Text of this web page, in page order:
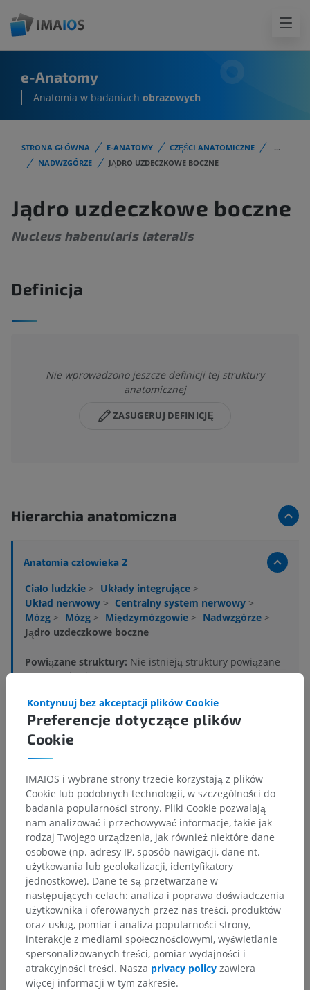
e-Anatomy
Anatomia w badaniach obrazowych
STRONA GŁÓWNA E-ANATOMY CZĘŚCI ANATOMICZNE
...
NADWZGÓRZE
JĄDRO UZDECZKOWE BOCZNE
Jądro uzdeczkowe boczne
Nucleus habenularis lateralis
Definicja
Nie wprowadzono jeszcze definicji tej struktury
anatomicznej
ZASUGERUJ DEFINICJĘ
Hierarchia anatomiczna
Anatomia człowieka 2
Ciało ludzkie > Układy integrujące >
Układ nerwowy > Centralny system nerwowy >
Mózg > Mózg > Międzymózgowie > Nadwzgórze >
Jądro uzdeczkowe boczne
Powiązane struktury: Nie istnieją struktury powiązane
z tą częścią ciała
Anatomia człowieka 1
Porównawcza anatomia zwierząt
Tłumaczenia
Zauważyłeś błąd?
Zachęcamy do przesyłania sugestii poprawek,
tłumaczeń lub innych treści, które przełożą się na
Preferencje dotyczące plików
Cookie
Kontynuuj bez akceptacji plików Cookie
IMAIOS i wybrane strony trzecie korzystają z plików
Cookie lub podobnych technologii, w szczególności do
badania popularności strony. Pliki Cookie pozwalają
nam analizować i przechowywać informacje, takie jak
rodzaj Twojego urządzenia, jak również niektóre dane
osobowe (np. adresy IP, sposób nawigacji, dane nt.
użytkowania lub geolokalizacji, identyfikatory
jednostkowe). Dane te są przetwarzane w
następujących celach: analiza i poprawa doświadczenia
użytkownika i oferowanych przez nas treści, produktów
oraz usług, pomiar i analiza popularności strony,
interakcje z mediami społecznościowymi, wyświetlanie
spersonalizowanych treści, pomiar wydajności i
atrakcyjności treści. Nasza privacy policy zawiera
więcej informacji w tym zakresie.